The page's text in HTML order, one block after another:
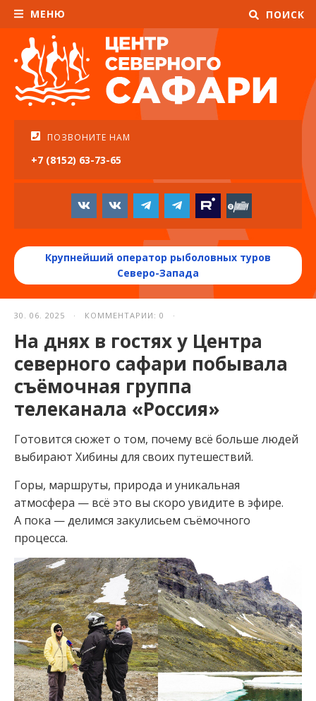
МЕНЮ ПОИСК
ПОЗВОНИТЕ НАМ
+7 (8152) 63-73-65
Крупнейший оператор рыболовных туров
Северо-Запада
30. 06. 2025 · КОММЕНТАРИИ: 0 ·
На днях в гостях у Центра
северного сафари побывала
съёмочная группа
телеканала «Россия»
Готовится сюжет о том, почему всё больше людей
выбирают Хибины для своих путешествий.
Горы, маршруты, природа и уникальная
атмосфера — всё это вы скоро увидите в эфире.
А пока — делимся закулисьем съёмочного
процесса.